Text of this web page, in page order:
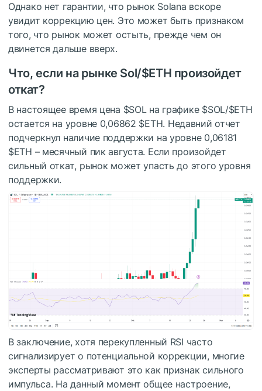
Однако нет гарантии, что рынок Solana вскоре
увидит коррекцию цен. Это может быть признаком
того, что рынок может остыть, прежде чем он
двинется дальше вверх.
Что, если на рынке Sol/$ETH произойдет
откат?
В настоящее время цена $SOLна графике $SOL/$ETH
остается на уровне 0,06862 $ETH. Недавний отчет
подчеркнул наличие поддержки на уровне 0,06181
$ETH – месячный пик августа. Если произойдет
сильный откат, рынок может упасть до этого уровня
поддержки.
В заключение, хотя перекупленный RSI часто
сигнализирует о потенциальной коррекции, многие
эксперты рассматривают это как признак сильного
импульса. На данный момент общее настроение,